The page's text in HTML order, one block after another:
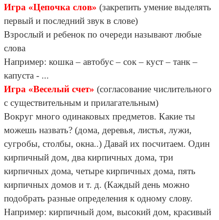
Игра «Цепочка слов» (закрепить умение выделять
первый и последний звук в слове)
Взрослый и ребенок по очереди называют любые
слова
Например: кошка – автобус – сок – куст – танк –
капуста - ...
Игра «Веселый счет» (согласование числительного
с существительным и прилагательным)
Вокруг много одинаковых предметов. Какие ты
можешь назвать? (дома, деревья, листья, лужи,
сугробы, столбы, окна..) Давай их посчитаем. Один
кирпичный дом, два кирпичных дома, три
кирпичных дома, четыре кирпичных дома, пять
кирпичных домов и т. д. (Каждый день можно
подобрать разные определения к одному слову.
Например: кирпичный дом, высокий дом, красивый